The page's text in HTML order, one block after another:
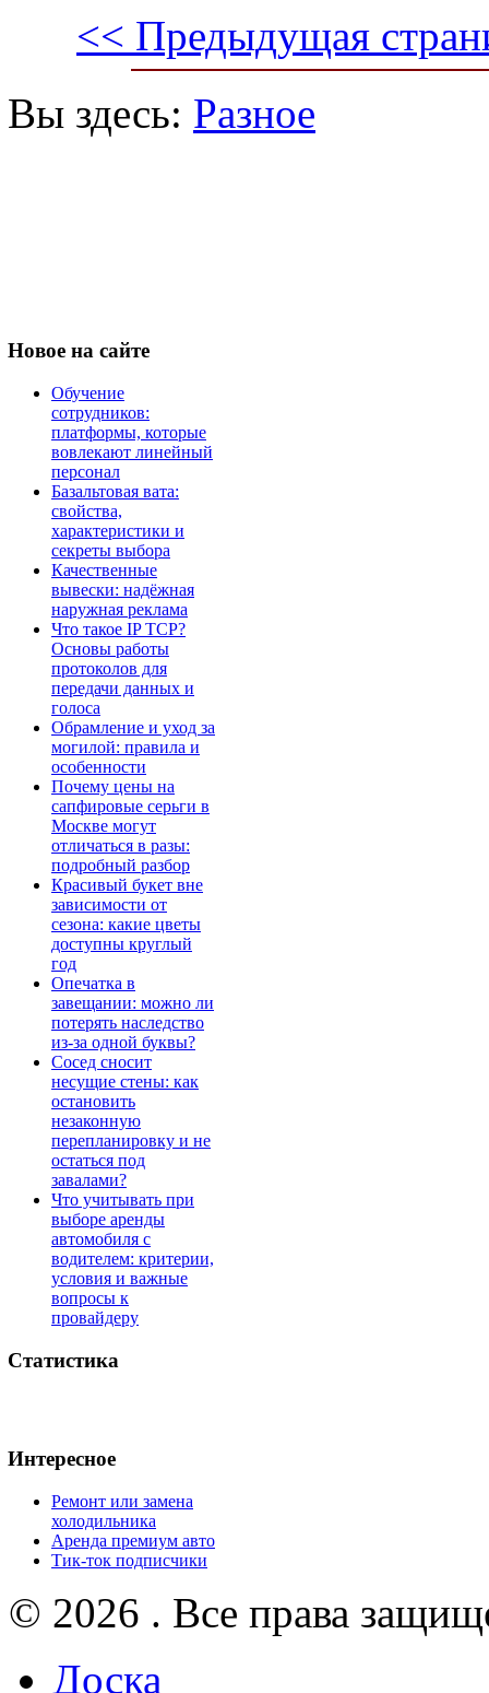
<< Предыдущая
Вы здесь: Разное
Новое на сайте
Обучение
сотрудников:
платформы, которые
вовлекают линейный
персонал
Базальтовая вата:
свойства,
характеристики и
секреты выбора
Качественные
вывески: надёжная
наружная реклама
Что такое IP TCP?
Основы работы
протоколов для
передачи данных и
голоса
Обрамление и уход за
могилой: правила и
особенности
Почему цены на
сапфировые серьги в
Москве могут
отличаться в разы:
подробный разбор
Красивый букет вне
зависимости от
сезона: какие цветы
доступны круглый
год
Опечатка в
завещании: можно ли
потерять наследство
из-за одной буквы?
Сосед сносит
несущие стены: как
остановить
незаконную
перепланировку и не
остаться под
завалами?
Что учитывать при
выборе аренды
автомобиля с
водителем: критерии,
условия и важные
вопросы к
провайдеру
Статистика
Интересное
Ремонт или замена
холодильника
Аренда премиум авто
Тик-ток подписчики
© 2026 . Все права
Доска